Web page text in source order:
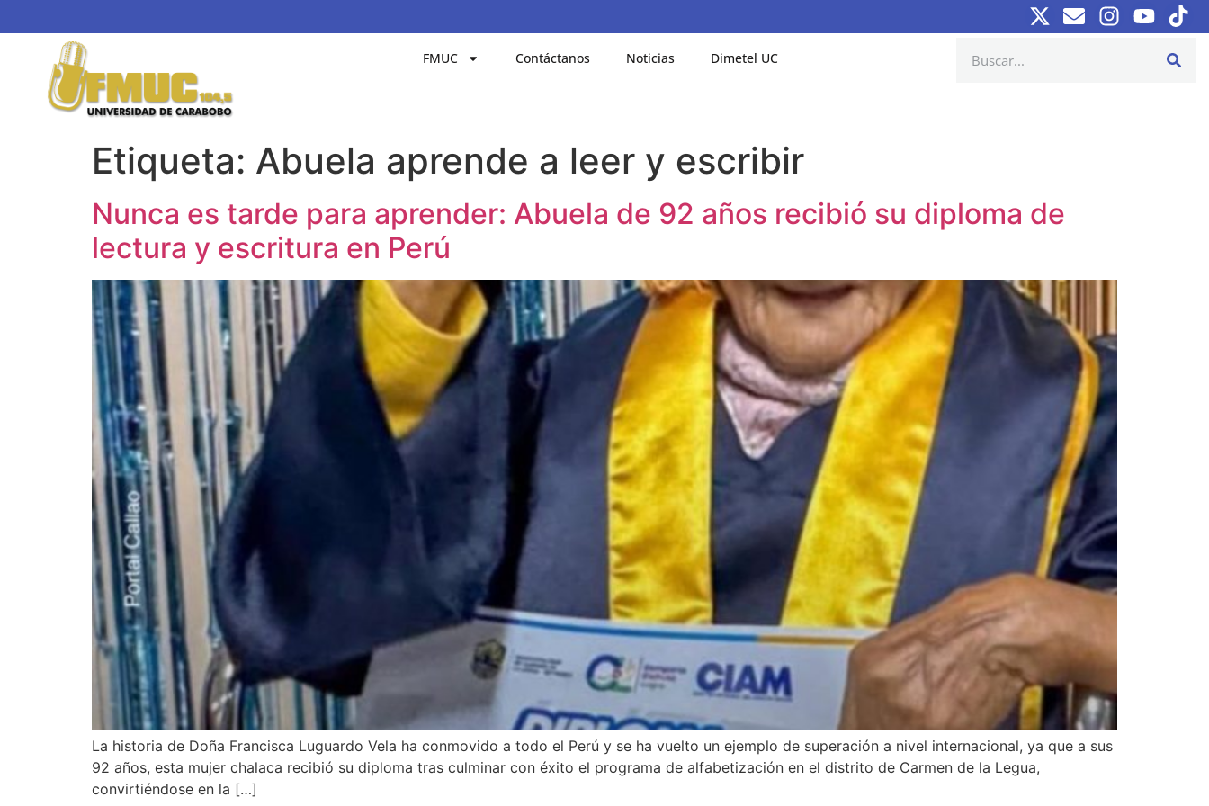
FMUC Contáctanos Noticias Dimetel UC
Etiqueta: Abuela aprende a leer y escribir
Nunca es tarde para aprender: Abuela de 92 años recibió su diploma de
lectura y escritura en Perú
La historia de Doña Francisca Luguardo Vela ha conmovido a todo el Perú y se ha vuelto un ejemplo de superación a nivel internacional, ya que a sus
92 años, esta mujer chalaca recibió su diploma tras culminar con éxito el programa de alfabetización en el distrito de Carmen de la Legua,
convirtiéndose en la […]